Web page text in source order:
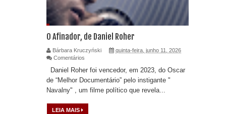
O Afinador, de Daniel Roher
Bárbara Kruczyński
quinta-feira, junho 11, 2026
Comentários
Daniel Roher foi vencedor, em 2023, do Oscar
de “Melhor Documentário” pelo instigante "
Navalny" , um filme político que revela...
LEIA MAIS